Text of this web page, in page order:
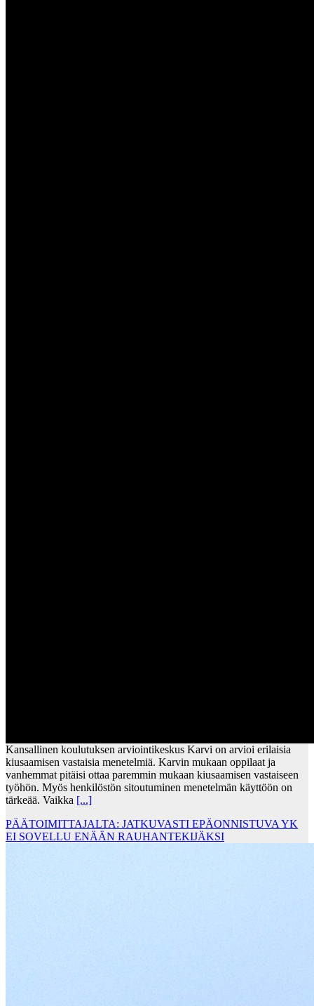
Kansallinen koulutuksen arviointikeskus Karvi on arvioi erilaisia
kiusaamisen vastaisia menetelmiä. Karvin mukaan oppilaat ja
vanhemmat pitäisi ottaa paremmin mukaan kiusaamisen vastaiseen
työhön. Myös henkilöstön sitoutuminen menetelmän käyttöön on
tärkeää. Vaikka [...]
PÄÄTOIMITTAJALTA: JATKUVASTI EPÄONNISTUVA YK
EI SOVELLU ENÄÄN RAUHANTEKIJÄKSI